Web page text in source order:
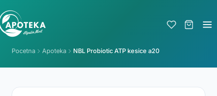
Pocetna Apoteka NBL Probiotic ATP kesice a20